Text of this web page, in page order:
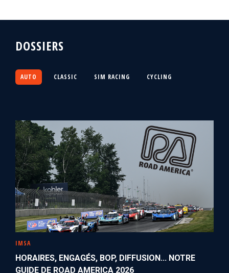
DOSSIERS
AUTO CLASSIC SIM RACING CYCLING
IMSA
HORAIRES, ENGAGÉS, BOP, DIFFUSION... NOTRE
GUIDE DE ROAD AMERICA 2026